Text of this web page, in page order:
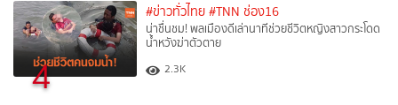
4
#ข่าวทั่วไทย #TNN ช่อง16
น่าชื่นชม! พลเมืองดีเล่านาทีช่วยชีวิตหญิงสาวกระโดด
น้ำหวังฆ่าตัวตาย
2.3K